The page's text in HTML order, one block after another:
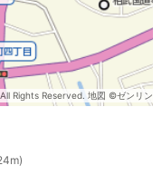
Rights Reserved. 地図 ©ゼンリン